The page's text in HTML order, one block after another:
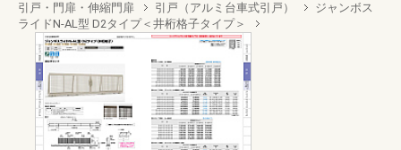
引戸・門扉・伸縮門扉 引戸（アルミ台車式引戸）
ジャンボス
ライドN-AL型 D2タイプ＜井桁格子タイプ＞